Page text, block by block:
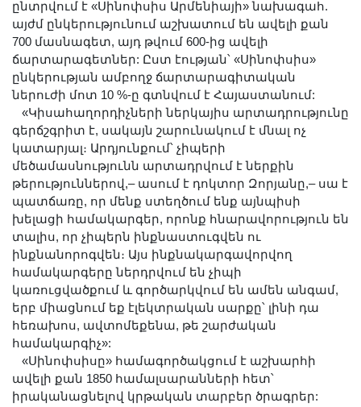
ընտրվում է «Սինոփսիս Արմենիայի» նախագահ.
այժմ ընկերությունում աշխատում են ավելի քան
700 մասնագետ, այդ թվում 600-ից ավելի
ճարտարագետներ: Ըստ էության՝ «Սինոփսիս»
ընկերության ամբողջ ճարտարագիտական
ներուժի մոտ 10 %-ը գտնվում է Հայաստանում:
«Կիսահաղորդիչների ներկայիս արտադրությունը
գերճշգրիտ է, սակայն շարունակում է մնալ ոչ
կատարյալ։ Արդյունքում՝ չիպերի
մեծամասնությունն արտադրվում է ներքին
թերություններով,– ասում է դոկտոր Զորյանը,– սա է
պատճառը, որ մենք ստեղծում ենք այնպիսի
խելացի համակարգեր, որոնք հնարավորություն են
տալիս, որ չիպերն ինքնաստուգվեն ու
ինքնանորոգվեն։ Այս ինքնակարգավորվող
համակարգերը ներդրվում են չիպի
կառուցվածքում և գործարկվում են ամեն անգամ,
երբ միացնում եք էլեկտրական սարքը՝ լինի դա
հեռախոս, ավտոմեքենա, թե շարժական
համակարգիչ»:
«Սինոփսիսը» համագործակցում է աշխարհի
ավելի քան 1850 համալսարանների հետ՝
իրականացնելով կրթական տարբեր ծրագրեր: